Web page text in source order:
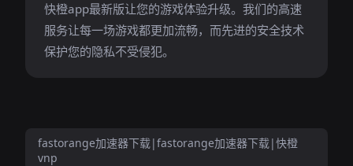
快橙app最新版让您的游戏体验升级。我们的高速
服务让每一场游戏都更加流畅，而先进的安全技术
保护您的隐私不受侵犯。
fastorange加速器下载|fastorange加速器下载|快橙
vnp